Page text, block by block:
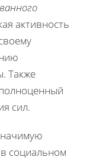
активность
Также
сил.
социальном